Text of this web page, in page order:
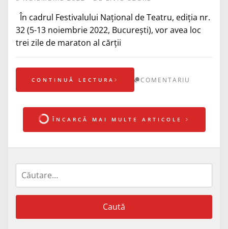
În cadrul Festivalului Naţional de Teatru, ediția nr.
32 (5-13 noiembrie 2022, București), vor avea loc
trei zile de maraton al cărții
CONTINUĂ LECTURA COMENTARIU
ÎNCARCĂ MAI MULTE ARTICOLE
după: